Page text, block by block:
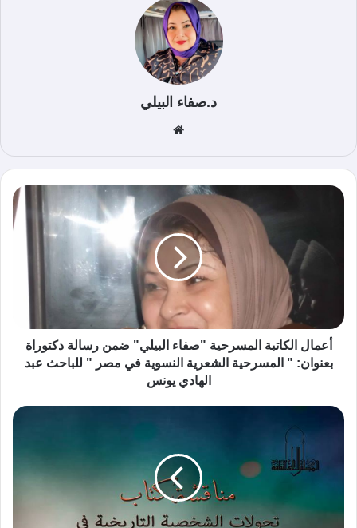
د.صفاء البيلي
الوي
ب
أعمال الكاتبة المسرحية "صفاء البيلي" ضمن رسالة دكتوراة
بعنوان: " المسرحية الشعرية النسوية في مصر " للباحث عبد
الهادي يونس